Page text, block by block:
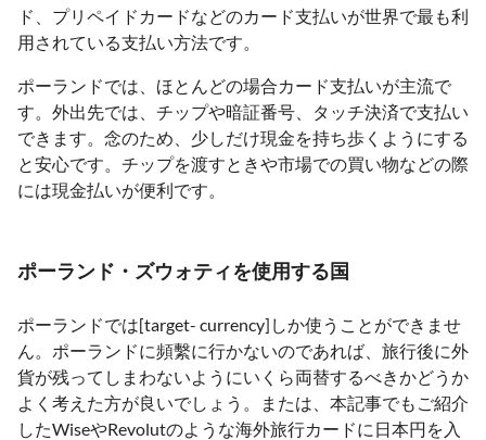
ド、プリペイドカードなどのカード支払いが世界で最も利
用されている支払い方法です。
ポーランドでは、ほとんどの場合カード支払いが主流で
す。外出先では、チップや暗証番号、タッチ決済で支払い
できます。念のため、少しだけ現金を持ち歩くようにする
と安心です。チップを渡すときや市場での買い物などの際
には現金払いが便利です。
ポーランド・ズウォティを使用する国
ポーランドでは[target- currency]しか使うことができませ
ん。ポーランドに頻繫に行かないのであれば、旅行後に外
貨が残ってしまわないようにいくら両替するべきかどうか
よく考えた方が良いでしょう。または、本記事でもご紹介
したWiseやRevolutのような海外旅行カードに日本円を入